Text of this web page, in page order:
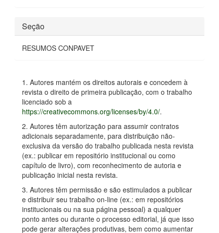
Seção
RESUMOS CONPAVET
1. Autores mantém os direitos autorais e concedem à
revista o direito de primeira publicação, com o trabalho
licenciado sob a
https://creativecommons.org/licenses/by/4.0/.
2. Autores têm autorização para assumir contratos
adicionais separadamente, para distribuição não-
exclusiva da versão do trabalho publicada nesta revista
(ex.: publicar em repositório institucional ou como
capítulo de livro), com reconhecimento de autoria e
publicação inicial nesta revista.
3. Autores têm permissão e são estimulados a publicar
e distribuir seu trabalho on-line (ex.: em repositórios
institucionais ou na sua página pessoal) a qualquer
ponto antes ou durante o processo editorial, já que isso
pode gerar alterações produtivas, bem como aumentar